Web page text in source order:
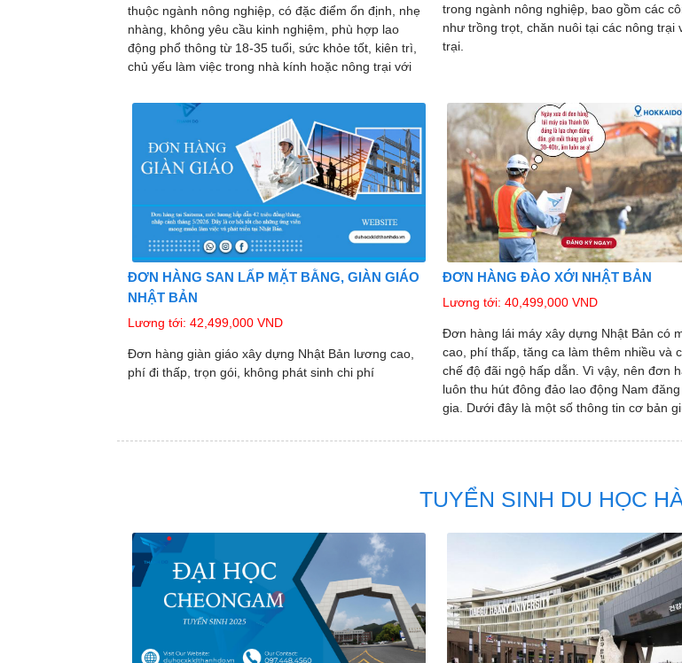
thuộc ngành nông nghiệp, có đặc điểm ổn định, nhẹ
nhàng, không yêu cầu kinh nghiệm, phù hợp lao
động phổ thông từ 18-35 tuổi, sức khỏe tốt, kiên trì,
chủ yếu làm việc trong nhà kính hoặc nông trại với
đóng gói sản phẩm
trong ngành nông nghiệp, bao gồm các
như trồng trọt, chăn nuôi tại các nông trại
trại.
ĐƠN HÀNG SAN LẤP MẶT BẰNG, GIÀN GIÁO
NHẬT BẢN
Lương tới: 42,499,000 VND
Đơn hàng giàn giáo xây dựng Nhật Bản lương cao,
phí đi thấp, trọn gói, không phát sinh chi phí
ĐƠN HÀNG ĐÀO XỚI NHẬT BẢN
Lương tới: 40,499,000 VND
Đơn hàng lái máy xây dựng Nhật Bản có
cao, phí thấp, tăng ca làm thêm nhiều và
chế độ đãi ngộ hấp dẫn. Vì vậy, nên đơn
luôn thu hút đông đảo lao động Nam
gia. Dưới đây là một số thông tin cơ bản
TUYỂN SINH DU HỌC